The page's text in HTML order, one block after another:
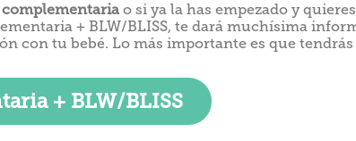
o si ya la has empezado y
+ BLW/BLISS, te dará muchísima
con tu bebé. Lo más importante es que
+ BLW/BLISS